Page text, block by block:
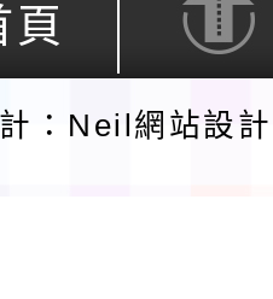
頁
：Neil網站設